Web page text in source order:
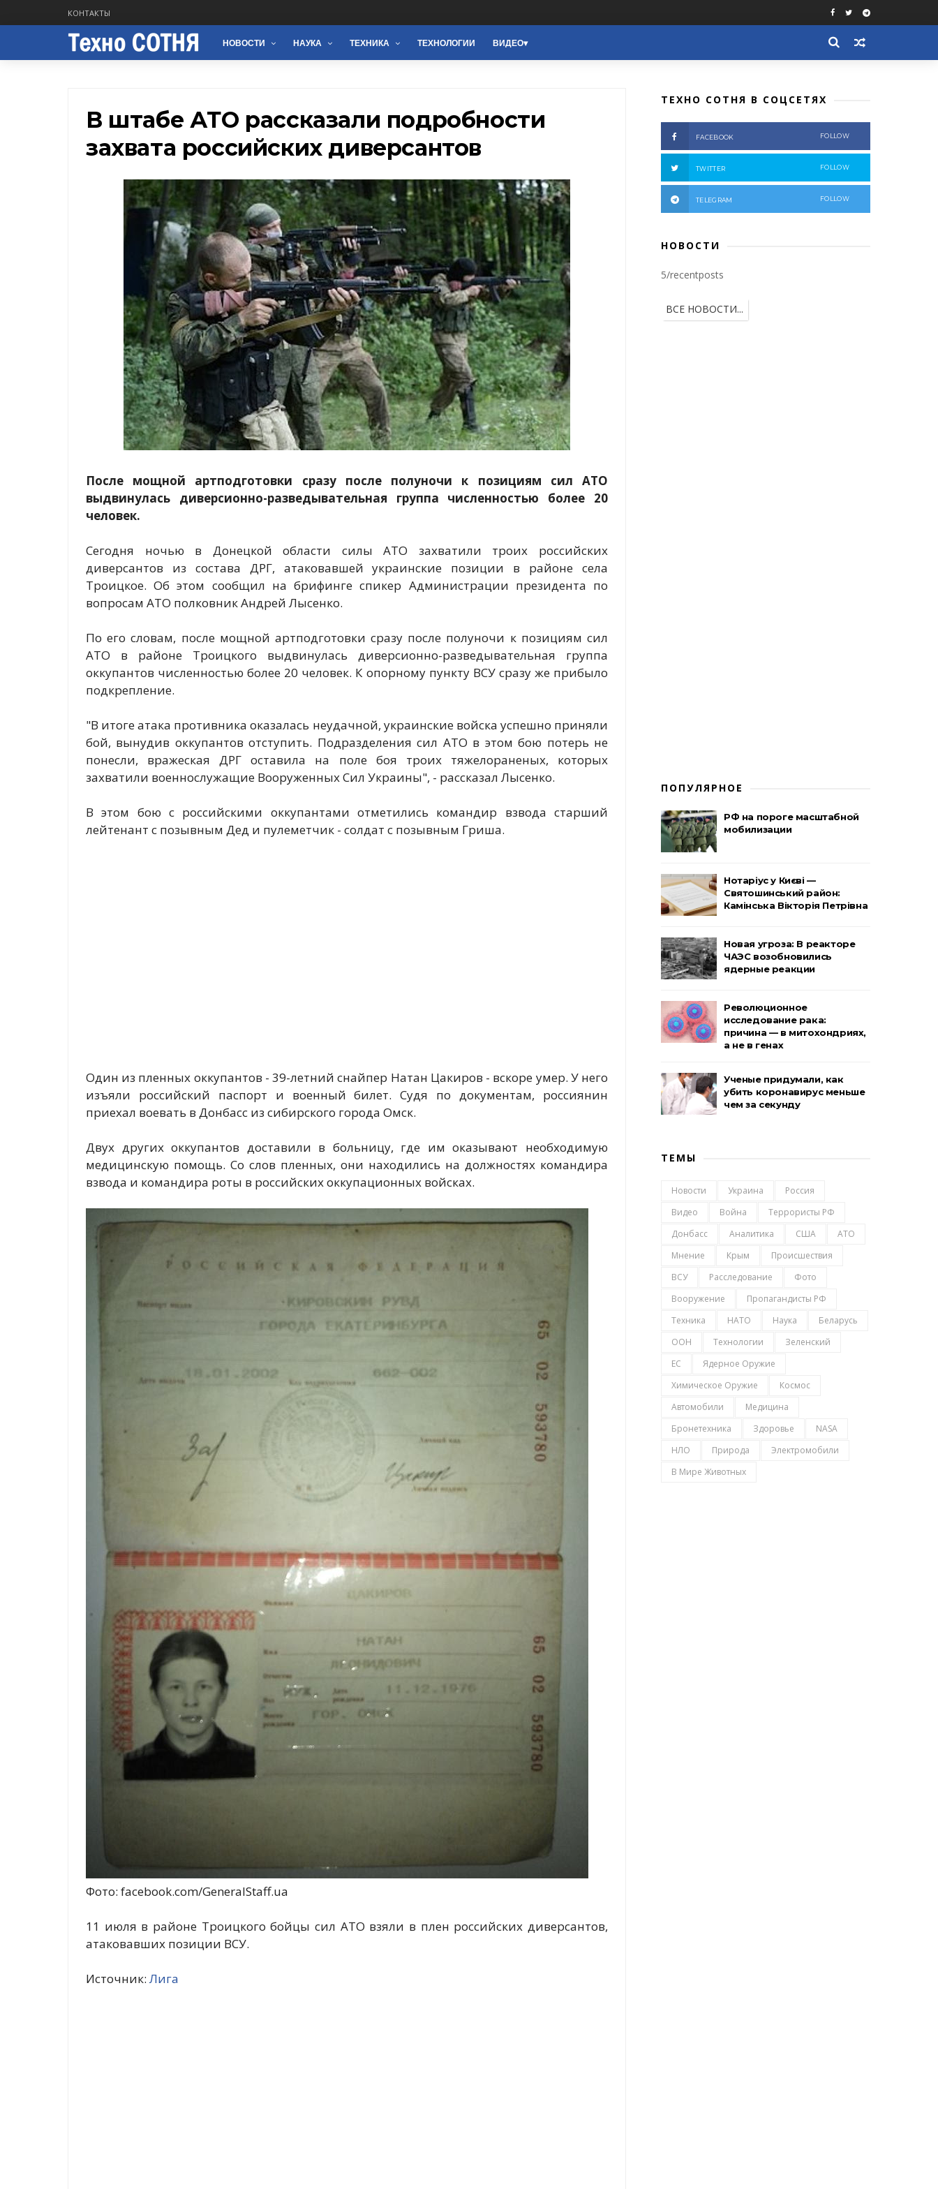
КОНТАКТЫ
НОВОСТИ НАУКА ТЕХНИКА ТЕХНОЛОГИИ ВИДЕО
В штабе АТО рассказали подробности
захвата российских диверсантов
После мощной артподготовки сразу после полуночи к позициям сил АТО
выдвинулась диверсионно-разведывательная группа численностью более 20
человек.
Сегодня ночью в Донецкой области силы АТО захватили троих российских
диверсантов из состава ДРГ, атаковавшей украинские позиции в районе села
Троицкое. Об этом сообщил на брифинге спикер Администрации президента по
вопросам АТО полковник Андрей Лысенко.
По его словам, после мощной артподготовки сразу после полуночи к позициям сил
АТО в районе Троицкого выдвинулась диверсионно-разведывательная группа
оккупантов численностью более 20 человек. К опорному пункту ВСУ сразу же прибыло
подкрепление.
"В итоге атака противника оказалась неудачной, украинские войска успешно приняли
бой, вынудив оккупантов отступить. Подразделения сил АТО в этом бою потерь не
понесли, вражеская ДРГ оставила на поле боя троих тяжелораненых, которых
захватили военнослужащие Вооруженных Сил Украины", - рассказал Лысенко.
В этом бою с российскими оккупантами отметились командир взвода старший
лейтенант с позывным Дед и пулеметчик - солдат с позывным Гриша.
Один из пленных оккупантов - 39-летний снайпер Натан Цакиров - вскоре умер. У него
изъяли российский паспорт и военный билет. Судя по документам, россиянин
приехал воевать в Донбасс из сибирского города Омск.
Двух других оккупантов доставили в больницу, где им оказывают необходимую
медицинскую помощь. Со слов пленных, они находились на должностях командира
взвода и командира роты в российских оккупационных войсках.
Фото: facebook.com/GeneralStaff.ua
11 июля в районе Троицкого бойцы сил АТО взяли в плен российских диверсантов,
атаковавших позиции ВСУ.
Источник:Лига
ТЕХНО СОТНЯ В СОЦСЕТЯХ
FACEBOOK FOLLOW
TWITTER FOLLOW
TELEGRAM FOLLOW
НОВОСТИ
5/recentposts
ВСЕ НОВОСТИ...
ПОПУЛЯРНОЕ
РФ на пороге масштабной
мобилизации
Нотаріус у Києві —
Святошинський район:
Камінська Вікторія Петрівна
Новая угроза: В реакторе
ЧАЭС возобновились
ядерные реакции
Революционное
исследование рака:
причина — в митохондриях,
а не в генах
Ученые придумали, как
убить коронавирус меньше
чем за секунду
ТЕМЫ
Новости Украина
Россия
Видео
Война
Террористы РФ
Донбасс
Аналитика США
АТО
Мнение
Крым
Происшествия
ВСУ
Расследование
Фото
Вооружение
Пропагандисты РФ
Техника
НАТО Наука
Беларусь
ООН
Технологии
Зеленский
ЕС
Ядерное Оружие
Химическое Оружие
Космос
Автомобили
Медицина
Бронетехника
Здоровье
NASA
НЛО
Природа
Электромобили
В Мире Животных